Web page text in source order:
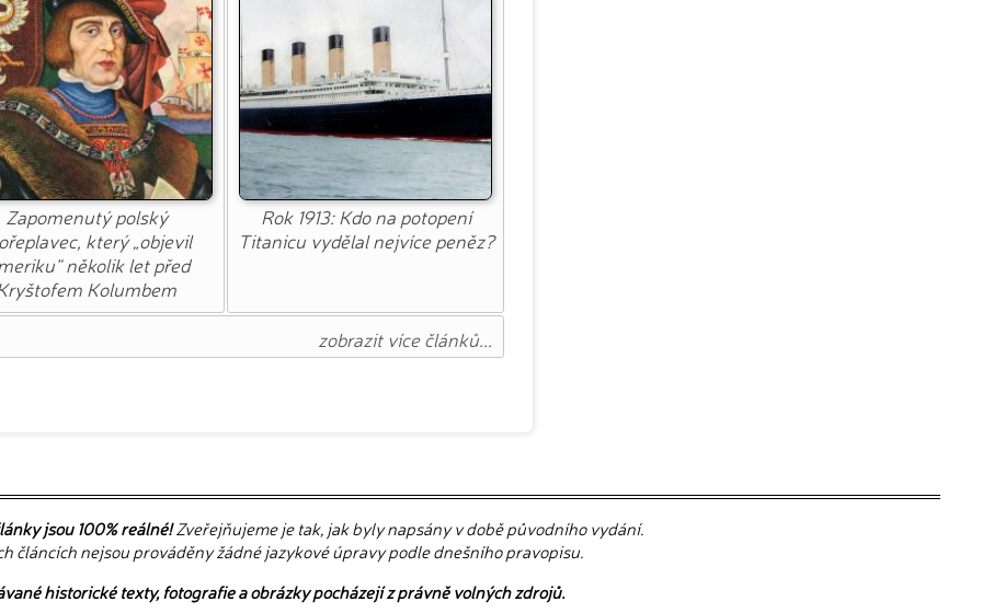
Zapomenutý polský
který „objevil
několik let před
Kolumbem
Rok 1913: Kdo na potopení
Titanicu vydělal nejvíce peněz?
zobrazit více článků...
jsou 100% reálné!Zveřejňujeme je tak, jak byly napsány v době původního vydání.
článcích nejsou prováděny žádné jazykové úpravy podle dnešního pravopisu.
historické texty, fotografie a obrázky pocházejí z právně volných zdrojů.